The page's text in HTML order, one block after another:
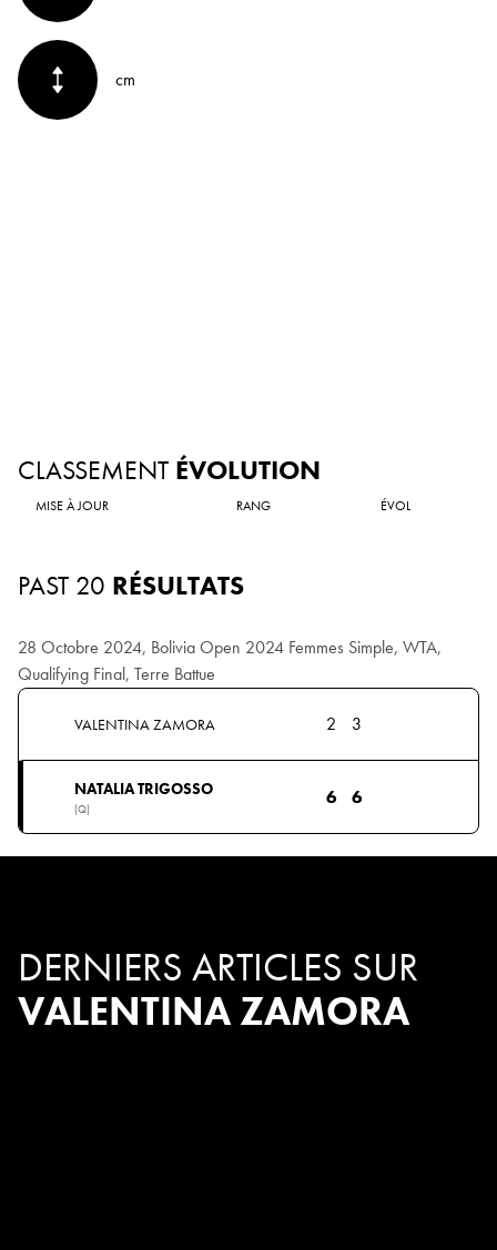
cm
CLASSEMENT ÉVOLUTION
MISE À JOUR RANG ÉVOL
PAST 20 RÉSULTATS
28 Octobre 2024, Bolivia Open 2024 Femmes Simple, WTA,
Qualifying Final, Terre Battue
VALENTINA ZAMORA 2 3
NATALIA TRIGOSSO
(Q)
6 6
DERNIERS ARTICLES SUR
VALENTINA ZAMORA